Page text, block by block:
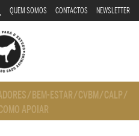
QUEM SOMOS CONTACTOS NEWSLETTER
/ BEM-ESTAR/CVBM/CALP/
APOIAR